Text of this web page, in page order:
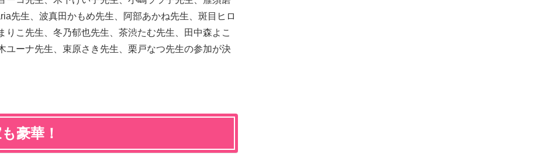
先生、波真田かもめ先生、阿部あかね先生、斑目ヒロ
りこ先生、冬乃郁也先生、茶渋たむ先生、田中森よこ
ユーナ先生、束原さき先生、栗戸なつ先生の参加が決
豪華！